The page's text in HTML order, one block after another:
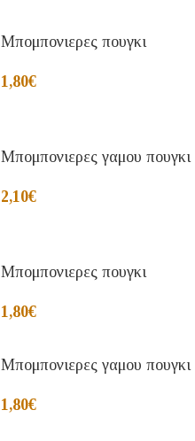
Μπομπονιερες πουγκι
1,80€
Μπομπονιερες γαμου πουγκι
2,10€
Μπομπονιερες πουγκι
1,80€
Μπομπονιερες γαμου πουγκι
1,80€